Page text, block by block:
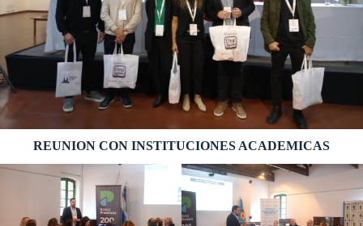
REUNION CON INSTITUCIONES ACADEMICAS